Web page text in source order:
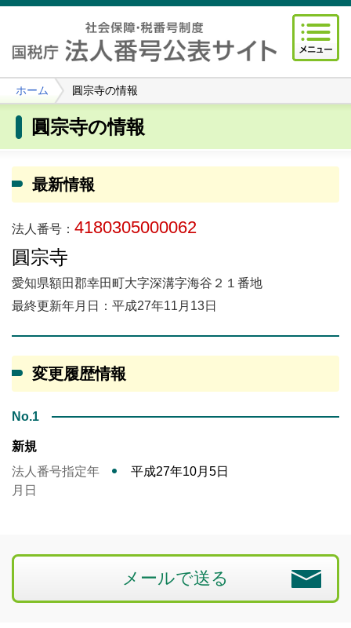
ホーム 圓宗寺の情報
圓宗寺の情報
最新情報
法人番号： 4180305000062
圓宗寺
愛知県額田郡幸田町大字深溝字海谷２１番地
最終更新年月日：平成27年11月13日
変更履歴情報
No.1
新規
法人番号指定年
月日
平成27年10月5日
メールで送る